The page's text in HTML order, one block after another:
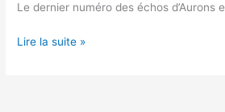
Le dernier numéro des échos d’Aurons
Lire la suite »